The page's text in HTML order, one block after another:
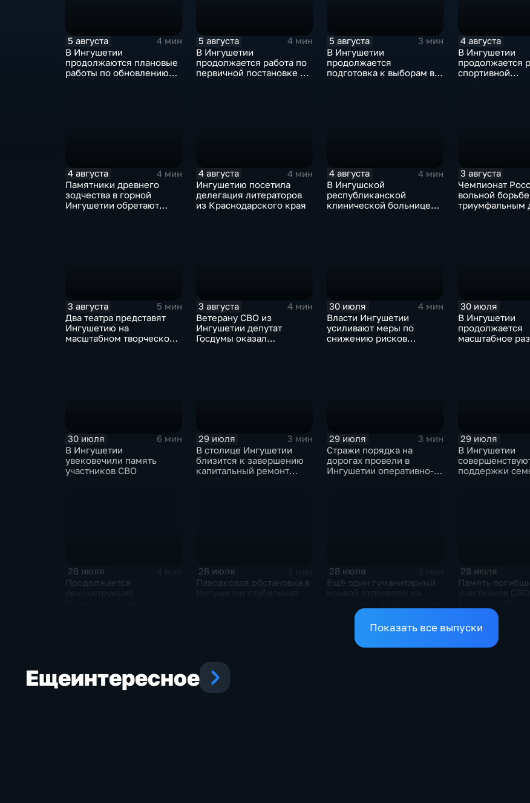
5 августа
4 мин
В Ингушетии
продолжаются плановые
работы по обновлению
5 августа
4 мин
В Ингушетии
продолжается работа по
первичной постановке на
5 августа
3 мин
В Ингушетии
продолжается
подготовка к выборам в
4 августа
В Ингушетии
продолжается
спортивной
4 августа
4 мин
Памятники древнего
зодчества в горной
Ингушетии обретают
4 августа
4 мин
Ингушетию посетила
делегация литераторов
из Краснодарского края
4 августа
4 мин
В Ингушской
республиканской
клинической больнице
3 августа
Чемпионат
вольной борьбе
триумфальным
3 августа
5 мин
Два театра представят
Ингушетию на
масштабном творческом
3 августа
4 мин
Ветерану СВО из
Ингушетии депутат
Госдумы оказал
30 июля
4 мин
Власти Ингушетии
усиливают меры по
снижению рисков
30 июля
В Ингушетии
продолжается
масштабное
30 июля
6 мин
В Ингушетии
увековечили память
участников СВО
29 июля
3 мин
В столице Ингушетии
близится к завершению
капитальный ремонт
29 июля
3 мин
Стражи порядка на
дорогах провели в
Ингушетии оперативно-
29 июля
В Ингушетии
поддержки
28 июля
Продолжается
28 июля
Паводковая обстановка в
28 июля
Ещё один гуманитарный
28 июля
Память
Показать все выпуски
Ещеинтересное